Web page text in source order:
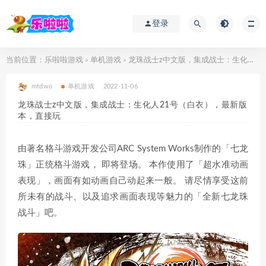
登录
当前位置： 乐啦啦游戏 > 单机游戏 > 龙珠战士z中文版，集成战士：生化人21号（白衣），最新版本，直接玩
mtdwo 单机游戏 2022-11-06
龙珠战士z中文版，集成战士：生化人21号（白衣），最新版
本，直接玩
由著名格斗游戏开发公司ARC System Works制作的「七龙
珠」正统格斗游戏， 即将登场。 本作使用了「超水准动画
表现」，画面有如动画自己动起来一般。 请尽情享受这前
所未有的战斗、以及追求画面表现等魅力的「全新七龙珠
战斗」吧。